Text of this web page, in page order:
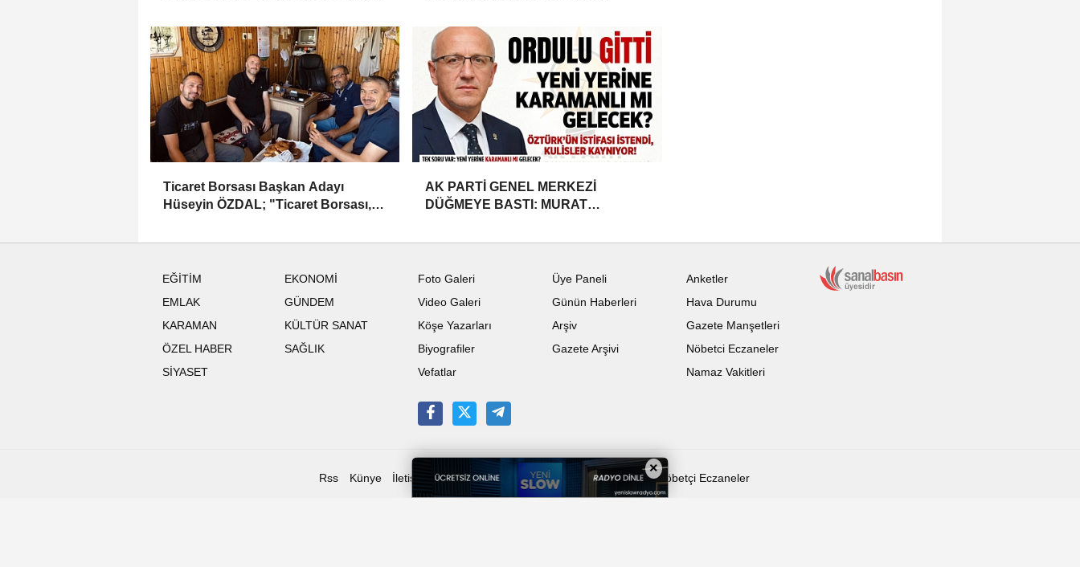
Ticaret Borsası Başkan Adayı
Hüseyin ÖZDAL; "Ticaret Borsası,
Güçlüdür"
AK PARTİ GENEL MERKEZİ
DÜĞMEYE BASTI: MURAT
EĞİTİM
EKONOMİ
EMLAK
GÜNDEM
KARAMAN
KÜLTÜR SANAT
ÖZEL HABER
SAĞLIK
SİYASET
Foto Galeri
Video Galeri
Köşe Yazarları
Biyografiler
Vefatlar
Üye Paneli
Günün Haberleri
Arşiv
Gazete Arşivi
Anketler
Hava Durumu
Gazete Manşetleri
Nöbetci Eczaneler
Namaz Vakitleri
Rss Künye İletişim Çerez Politikası Gizlilik İlkeleri Karaman Nöbetçi Eczaneler
×